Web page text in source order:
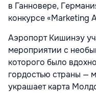
в Ганновере,
конкурсе «Marketing
Аэропорт Кишинэу
мероприятии с
которого было
гордостью страны —
украшает карта